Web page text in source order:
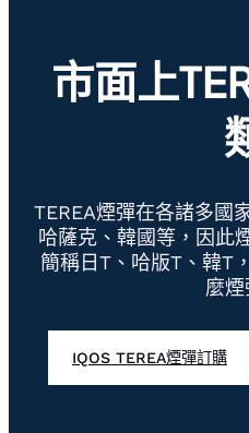
市面上
TEREA煙彈在各諸多國
哈薩克、韓國等，因此
簡稱日T、哈版T、韓T
麼煙
IQOS TEREA煙彈訂購